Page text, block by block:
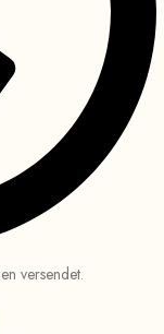
versendet.